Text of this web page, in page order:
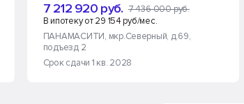
7 212 920 руб. 7 436 000 руб.
В ипотеку от 29 154 руб/мес.
ПАНАМАСИТИ, мкр.Северный, д.69,
подъезд 2
Срок сдачи 1 кв. 2028